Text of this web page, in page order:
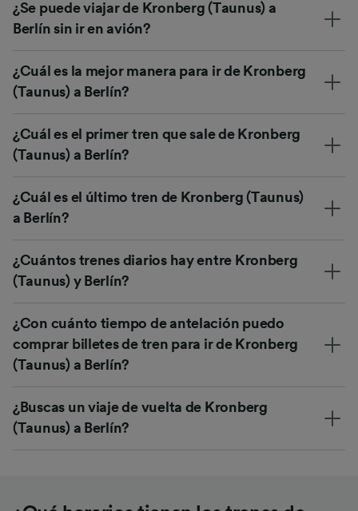
¿Se puede viajar de Kronberg (Taunus) a
Berlín sin ir en avión?
¿Cuál es la mejor manera para ir de Kronberg
(Taunus) a Berlín?
¿Cuál es el primer tren que sale de Kronberg
(Taunus) a Berlín?
¿Cuál es el último tren de Kronberg (Taunus)
a Berlín?
¿Cuántos trenes diarios hay entre Kronberg
(Taunus) y Berlín?
¿Con cuánto tiempo de antelación puedo
comprar billetes de tren para ir de Kronberg
(Taunus) a Berlín?
¿Buscas un viaje de vuelta de Kronberg
(Taunus) a Berlín?